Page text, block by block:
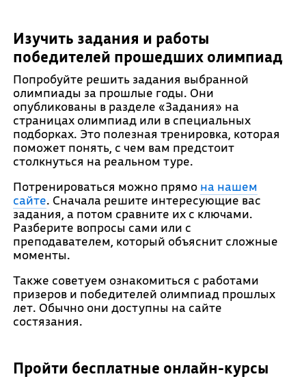
Изучить задания и работы
победителей прошедших олимпиад
Попробуйте решить задания выбранной
олимпиады за прошлые годы. Они
опубликованы в разделе «Задания» на
страницах олимпиад или в специальных
подборках. Это полезная тренировка, которая
поможет понять, с чем вам предстоит
столкнуться на реальном туре.
Потренироваться можно прямо на нашем
сайте. Сначала решите интересующие вас
задания, а потом сравните их с ключами.
Разберите вопросы сами или с
преподавателем, который объяснит сложные
моменты.
Также советуем ознакомиться с работами
призеров и победителей олимпиад прошлых
лет. Обычно они доступны на сайте
состязания.
Пройти бесплатные онлайн-курсы